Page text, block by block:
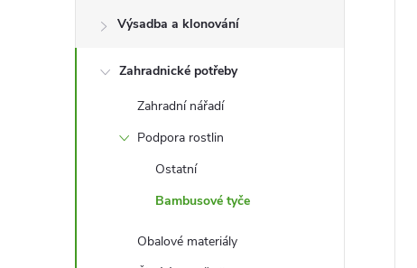
Výsadba a klonování
Zahradnické potřeby
Zahradní nářadí
Podpora rostlin
Ostatní
Bambusové tyče
Obalové materiály